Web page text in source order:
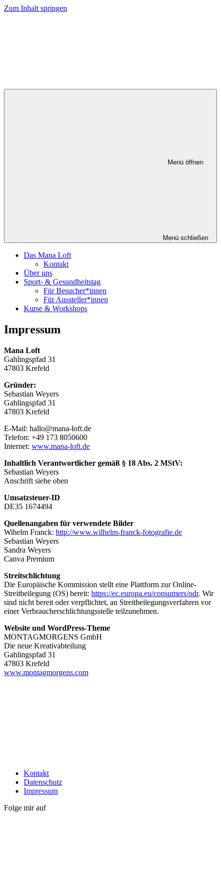
Zum Inhalt springen
Menü öffnen
Menü schließen
Das Mana Loft
Kontakt
Über uns
Sport- & Gesundheitstag
Für Besucher*innen
Für Aussteller*innen
Kurse & Workshops
Impressum
Mana Loft
Gahlingspfad 31
47803 Krefeld
Gründer:
Sebastian Weyers
Gahlingspfad 31
47803 Krefeld
E-Mail: hallo@mana-loft.de
Telefon: +49 173 8050600
Internet: www.mana-loft.de
Inhaltlich Verantwortlicher gemäß § 18 Abs. 2 MStV:
Sebastian Weyers
Anschrift siehe oben
Umsatzsteuer-ID
DE35 1674494
Quellenangaben für verwendete Bilder
Wihelm Franck: http://www.wilhelm-franck-fotografie.de
Sebastian Weyers
Sandra Weyers
Canva Premium
Streitschlichtung
Die Europäische Kommission stellt eine Plattform zur Online-
Streitbeilegung (OS) bereit: https://ec.europa.eu/consumers/odr. Wir
sind nicht bereit oder verpflichtet, an Streitbeilegungsverfahren vor
einer Verbraucherschlichtungsstelle teilzunehmen.
Website und WordPress-Theme
MONTAGMORGENS GmbH
Die neue Kreativabteilung
Gahlingspfad 31
47803 Krefeld
www.montagmorgens.com
Kontakt
Datenschutz
Impressum
Folge mir auf